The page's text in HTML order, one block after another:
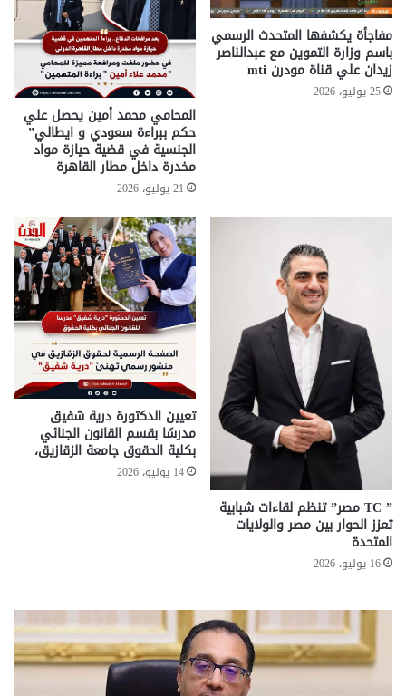
مفاجأة يكشفها المتحدث الرسمي
باسم وزارة التموين مع عبدالناصر
زيدان علي قناة مودرن mti
25 يوليو، 2026
المحامي محمد أمين يحصل علي
حكم ببراءة سعودي و ايطالي”
الجنسية في قضية حيازة مواد
مخدرة داخل مطار القاهرة
21 يوليو، 2026
” TC مصر” تنظم لقاءات شبابية
تعزز الحوار بين مصر والولايات
المتحدة
16 يوليو، 2026
تعيين الدكتورة درية شفيق
مدرسًا بقسم القانون الجنائي
بكلية الحقوق جامعة الزقازيق،
14 يوليو، 2026
تحركات
حكومية
لحسم
قانون
..